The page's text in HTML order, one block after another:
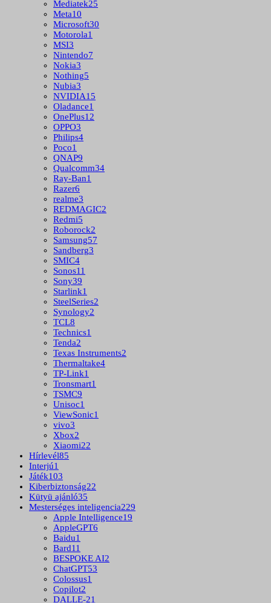
Mediatek25
Meta10
Microsoft30
Motorola1
MSI3
Nintendo7
Nokia3
Nothing5
Nubia3
NVIDIA15
Oladance1
OnePlus12
OPPO3
Philips4
Poco1
QNAP9
Qualcomm34
Ray-Ban1
Razer6
realme3
REDMAGIC2
Redmi5
Roborock2
Samsung57
Sandberg3
SMIC4
Sonos11
Sony39
Starlink1
SteelSeries2
Synology2
TCL8
Technics1
Tenda2
Texas Instruments2
Thermaltake4
TP-Link1
Tronsmart1
TSMC9
Unisoc1
ViewSonic1
vivo3
Xbox2
Xiaomi22
Hírlevél85
Interjú1
Játék103
Kiberbiztonság22
Kütyü ajánló35
Mesterséges inteligencia229
Apple Intelligence19
AppleGPT6
Baidu1
Bard11
BESPOKE AI2
ChatGPT53
Colossus1
Copilot2
DALLE-21